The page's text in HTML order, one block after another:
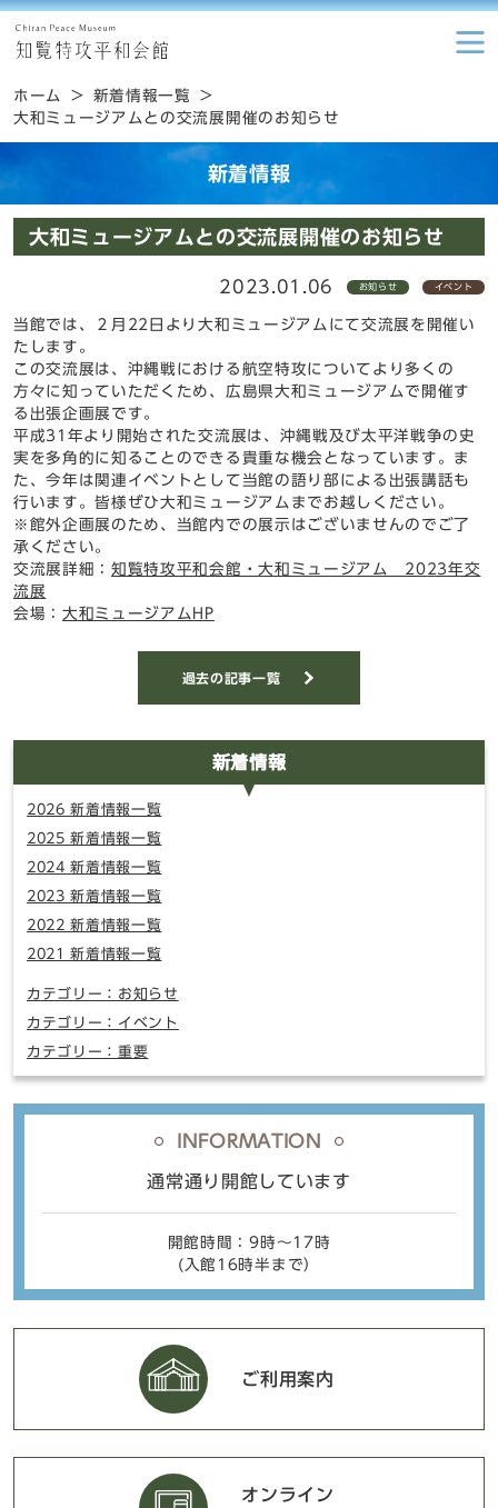
ホーム
新着情報一覧
大和ミュージアムとの交流展開催のお知らせ
新着情報
大和ミュージアムとの交流展開催のお知らせ
2023.01.06 お知らせ イベント
当館では、２月22日より大和ミュージアムにて交流展を開催い
たします。
この交流展は、沖縄戦における航空特攻についてより多くの
方々に知っていただくため、広島県大和ミュージアムで開催す
る出張企画展です。
平成31年より開始された交流展は、沖縄戦及び太平洋戦争の史
実を多角的に知ることのできる貴重な機会となっています。ま
た、今年は関連イベントとして当館の語り部による出張講話も
行います。皆様ぜひ大和ミュージアムまでお越しください。
※ 館外企画展のため、当館内での展示はございませんのでご了
承ください。
交流展詳細：知覧特攻平和会館・大和ミュージアム 2023年交
流展
会場：大和ミュージアムHP
過去の記事一覧
新着情報
2026 新着情報一覧
2025 新着情報一覧
2024 新着情報一覧
2023 新着情報一覧
2022 新着情報一覧
2021 新着情報一覧
カテゴリー：お知らせ
カテゴリー：イベント
カテゴリー：重要
INFORMATION
通常通り開館しています
開館時間：9時〜17時
(入館16時半まで）
ご利用案内
オンライン